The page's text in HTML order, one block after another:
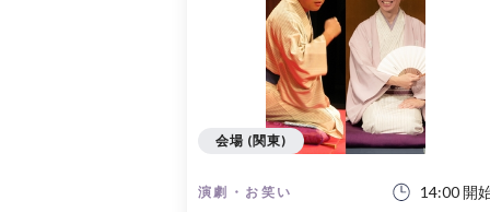
演劇・お笑い 14:00 開
会場 (関東)